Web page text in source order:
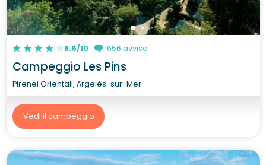
8.6/10 1656 avviso
Campeggio Les Pins
Pirenei Orientali, Argelès-sur-Mer
Vedi il campeggio